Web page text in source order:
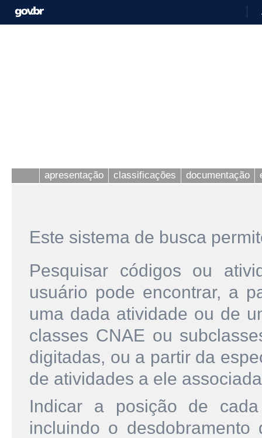
apresentação classificações documentação
Este sistema de busca
Pesquisar códigos ou
usuário pode encontrar, a
uma dada atividade ou de
classes CNAE ou
digitadas, ou a partir da
de atividades a ele
Indicar a posição de
incluindo o